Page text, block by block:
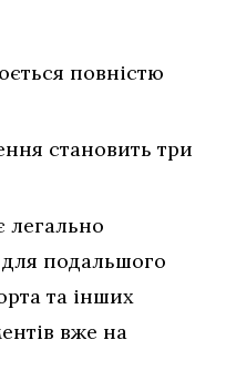
повністю
становить три
легально
подальшого
та інших
вже на